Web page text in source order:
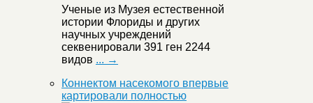
Ученые из Музея естественной
истории Флориды и других
научных учреждений
секвенировали 391 ген 2244
видов ... →
Коннектом насекомого впервые
картировали полностью